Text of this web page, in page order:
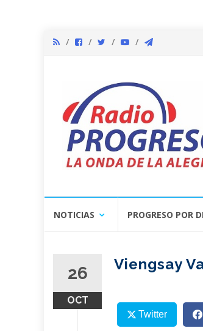
NOTICIAS PROGRESO POR
26
OCT
Viengsay
Twitter